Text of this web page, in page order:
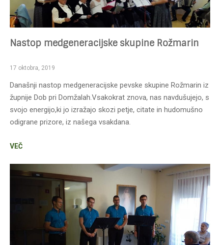
Nastop medgeneracijske skupine Rožmarin
17 oktobra, 2019
Današnji nastop medgeneracijske pevske skupine Rožmarin iz
župnije Dob pri Domžalah.Vsakokrat znova, nas navdušujejo, s
svojo energijo,ki jo izražajo skozi petje, citate in hudomušno
odigrane prizore, iz našega vsakdana.
VEČ